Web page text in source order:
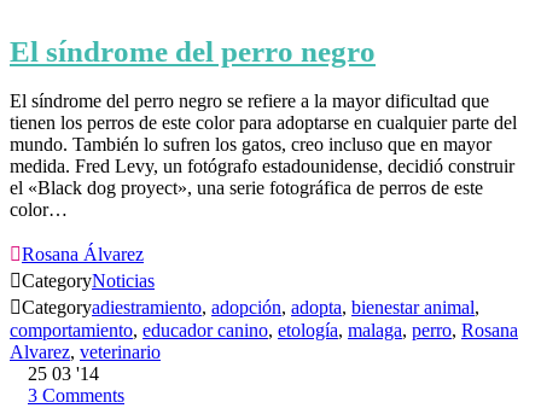
El síndrome del perro negro
El síndrome del perro negro se refiere a la mayor dificultad que
tienen los perros de este color para adoptarse en cualquier parte del
mundo. También lo sufren los gatos, creo incluso que en mayor
medida. Fred Levy, un fotógrafo estadounidense, decidió construir
el «Black dog proyect», una serie fotográfica de perros de este
color…
Rosana Álvarez
CategoryNoticias
Categoryadiestramiento, adopción, adopta, bienestar animal,
comportamiento, educador canino, etología, malaga, perro, Rosana
Alvarez, veterinario
25 03 '14
3 Comments